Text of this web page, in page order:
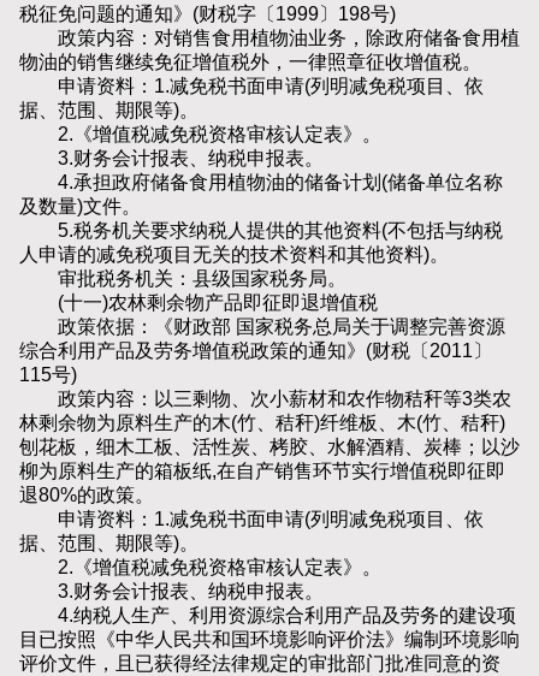
税征免问题的通知》(财税字〔1999〕198号)
政策内容：对销售食用植物油业务，除政府储备食用植
物油的销售继续免征增值税外，一律照章征收增值税。
申请资料：1.减免税书面申请(列明减免税项目、依
据、范围、期限等)。
2.《增值税减免税资格审核认定表》。
3.财务会计报表、纳税申报表。
4.承担政府储备食用植物油的储备计划(储备单位名称
及数量)文件。
5.税务机关要求纳税人提供的其他资料(不包括与纳税
人申请的减免税项目无关的技术资料和其他资料)。
审批税务机关：县级国家税务局。
(十一)农林剩余物产品即征即退增值税
政策依据：《财政部 国家税务总局关于调整完善资源
综合利用产品及劳务增值税政策的通知》(财税〔2011〕
115号)
政策内容：以三剩物、次小薪材和农作物秸秆等3类农
林剩余物为原料生产的木(竹、秸秆)纤维板、木(竹、秸秆)
刨花板，细木工板、活性炭、栲胶、水解酒精、炭棒；以沙
柳为原料生产的箱板纸,在自产销售环节实行增值税即征即
退80%的政策。
申请资料：1.减免税书面申请(列明减免税项目、依
据、范围、期限等)。
2.《增值税减免税资格审核认定表》。
3.财务会计报表、纳税申报表。
4.纳税人生产、利用资源综合利用产品及劳务的建设项
目已按照《中华人民共和国环境影响评价法》编制环境影响
评价文件，且已获得经法律规定的审批部门批准同意的资